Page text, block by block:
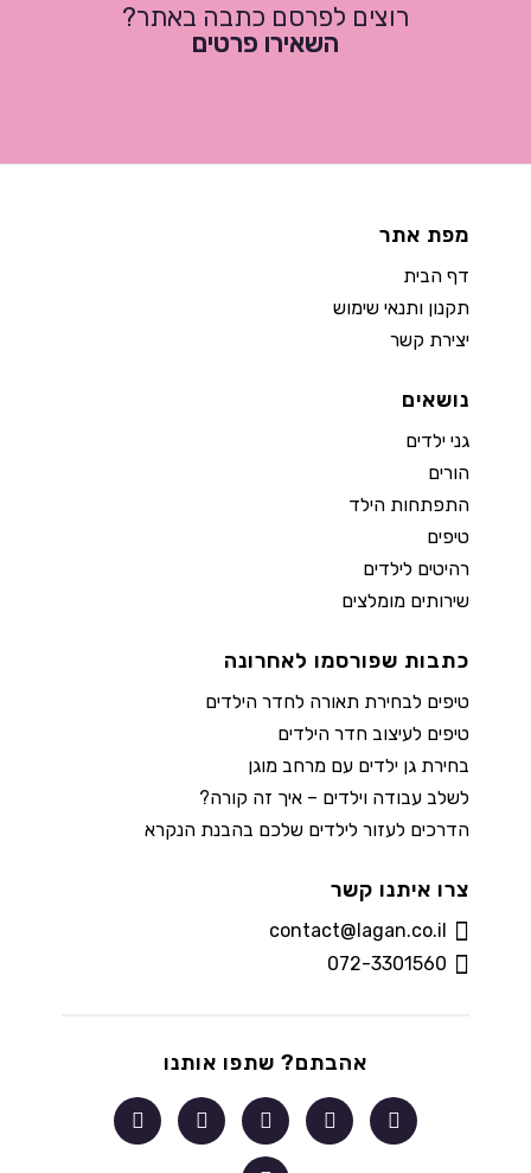
רוצים לפרסם כתבה באתר?
השאירו פרטים
מפת אתר
דף הבית
תקנון ותנאי שימוש
יצירת קשר
נושאים
גני ילדים
הורים
התפתחות הילד
טיפים
רהיטים לילדים
שירותים מומלצים
כתבות שפורסמו לאחרונה
טיפים לבחירת תאורה לחדר הילדים
טיפים לעיצוב חדר הילדים
בחירת גן ילדים עם מרחב מוגן
לשלב עבודה וילדים – איך זה קורה?
הדרכים לעזור לילדים שלכם בהבנת הנקרא
צרו איתנו קשר
contact@lagan.co.il
072-3301560
אהבתם? שתפו אותנו